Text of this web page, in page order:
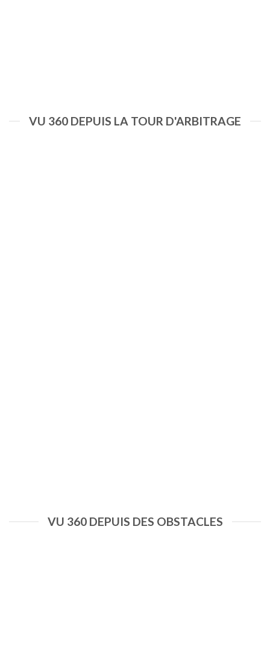
VU 360 DEPUIS LA TOUR D'ARBITRAGE
VU 360 DEPUIS DES OBSTACLES